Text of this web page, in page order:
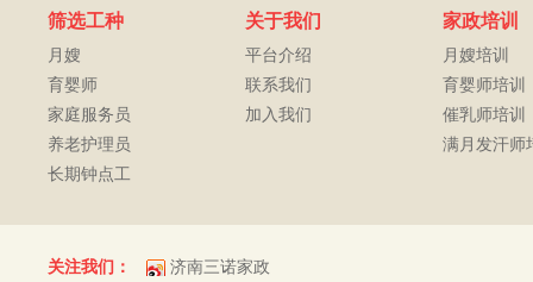
筛选工种
月嫂
育婴师
家庭服务员
养老护理员
长期钟点工
关于我们
平台介绍
联系我们
加入我们
家政培训
月嫂培训
育婴师培训
催乳师培训
满月发汗师
关注我们： 济南三诺家政